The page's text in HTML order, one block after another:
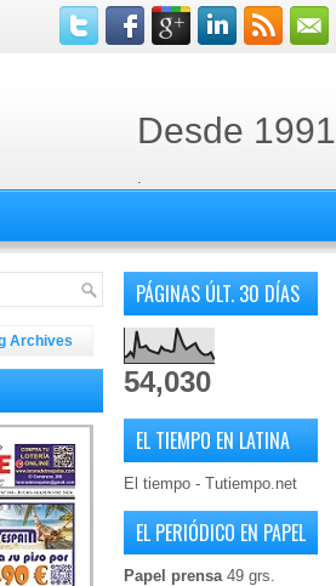
Desde 1991
Archives
PÁGINAS ÚLT. 30 DÍAS
54,030
EL TIEMPO EN LATINA
El tiempo - Tutiempo.net
EL PERIÓDICO EN PAPEL
Papel prensa49 grs.